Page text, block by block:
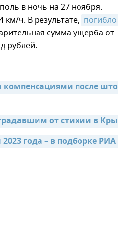
в ночь на 27 ноября.
км/ч. В результате, погибло
сумма ущерба от
рублей.
компенсациями после
от стихии в
года – в подборке РИА